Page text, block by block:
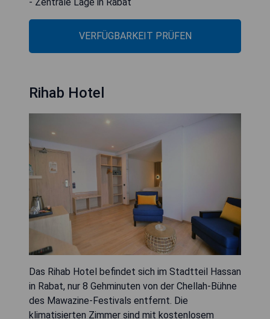
Zu den weiteren Annehmlichkeiten zählen ein
hoteleigenes Restaurant, ein Nachtclub und eine
Bar sowie eine Garten-Terrasse umgeben von
Palmen.
- Vielfältige Entspannungsangebote im Spa
- Mehrere Freizeitmöglichkeiten (Schwimmbäder
& Mini-Golf)
- Zentrale Lage in Rabat
VERFÜGBARKEIT PRÜFEN
Rihab Hotel